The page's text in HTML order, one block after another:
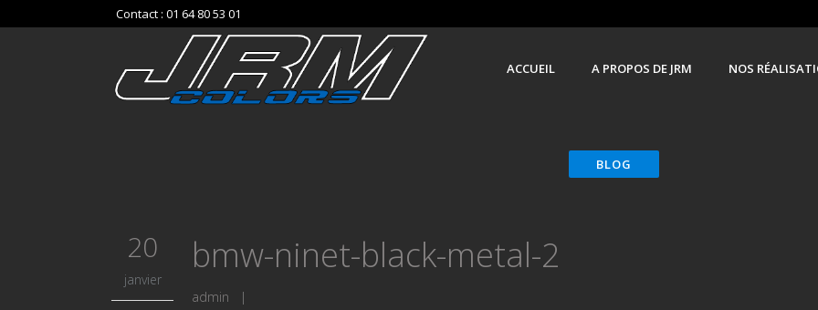
Contact : 01 64 80 53 01
ACCUEIL A PROPOS DE JRM NOS
20
janvier
bmw-ninet-black-metal-2
admin |